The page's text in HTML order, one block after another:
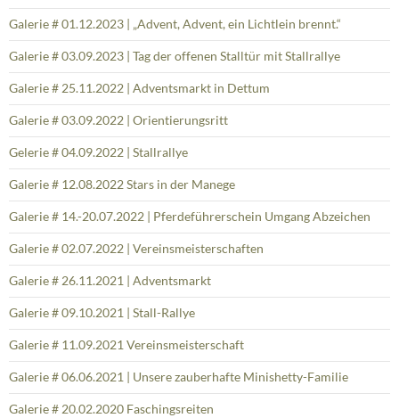
Galerie # 01.12.2023 | „Advent, Advent, ein Lichtlein brennt.“
Galerie # 03.09.2023 | Tag der offenen Stalltür mit Stallrallye
Galerie # 25.11.2022 | Adventsmarkt in Dettum
Galerie # 03.09.2022 | Orientierungsritt
Gelerie # 04.09.2022 | Stallrallye
Galerie # 12.08.2022 Stars in der Manege
Galerie # 14.-20.07.2022 | Pferdeführerschein Umgang Abzeichen
Galerie # 02.07.2022 | Vereinsmeisterschaften
Galerie # 26.11.2021 | Adventsmarkt
Galerie # 09.10.2021 | Stall-Rallye
Galerie # 11.09.2021 Vereinsmeisterschaft
Galerie # 06.06.2021 | Unsere zauberhafte Minishetty-Familie
Galerie # 20.02.2020 Faschingsreiten